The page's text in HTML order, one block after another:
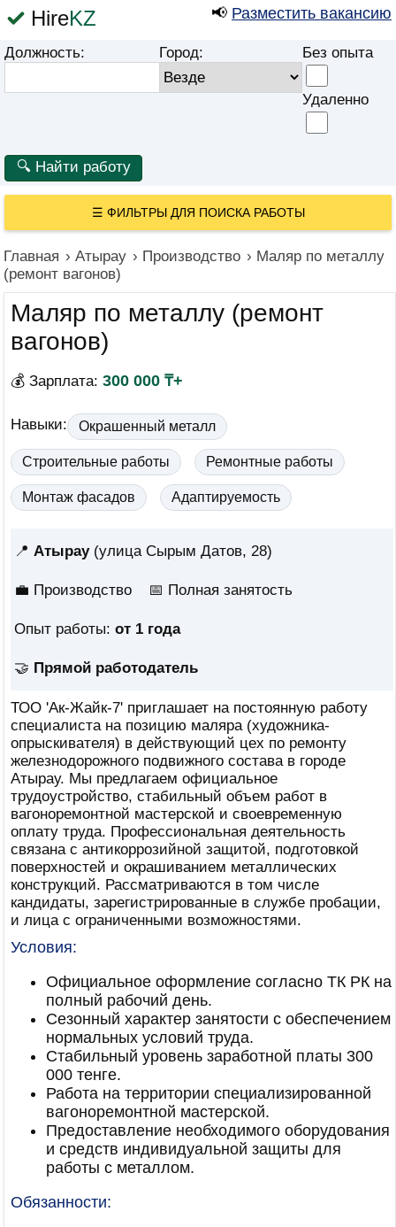
HireKZ 📢 Разместить вакансию
Должность: Город: Без опыта
Удаленно
☰ ФИЛЬТРЫ ДЛЯ ПОИСКА РАБОТЫ
Главная › Атырау › Производство › Маляр по металлу
(ремонт вагонов)
Маляр по металлу (ремонт
вагонов)
💰 Зарплата: 300 000 ₸+
Навыки: Окрашенный металл
Строительные работы Ремонтные работы
Монтаж фасадов Адаптируемость
📍 Атырау(улица Сырым Датов, 28)
💼 Производство 📅 Полная занятость
Опыт работы: от 1 года
🤝 Прямой работодатель
ТОО 'Ак-Жайк-7' приглашает на постоянную работу
специалиста на позицию маляра (художника-
опрыскивателя) в действующий цех по ремонту
железнодорожного подвижного состава в городе
Атырау. Мы предлагаем официальное
трудоустройство, стабильный объем работ в
вагоноремонтной мастерской и своевременную
оплату труда. Профессиональная деятельность
связана с антикоррозийной защитой, подготовкой
поверхностей и окрашиванием металлических
конструкций. Рассматриваются в том числе
кандидаты, зарегистрированные в службе пробации,
и лица с ограниченными возможностями.
Условия:
Официальное оформление согласно ТК РК на
полный рабочий день.
Сезонный характер занятости с обеспечением
нормальных условий труда.
Стабильный уровень заработной платы 300
000 тенге.
Работа на территории специализированной
вагоноремонтной мастерской.
Предоставление необходимого оборудования
и средств индивидуальной защиты для
работы с металлом.
Обязанности: